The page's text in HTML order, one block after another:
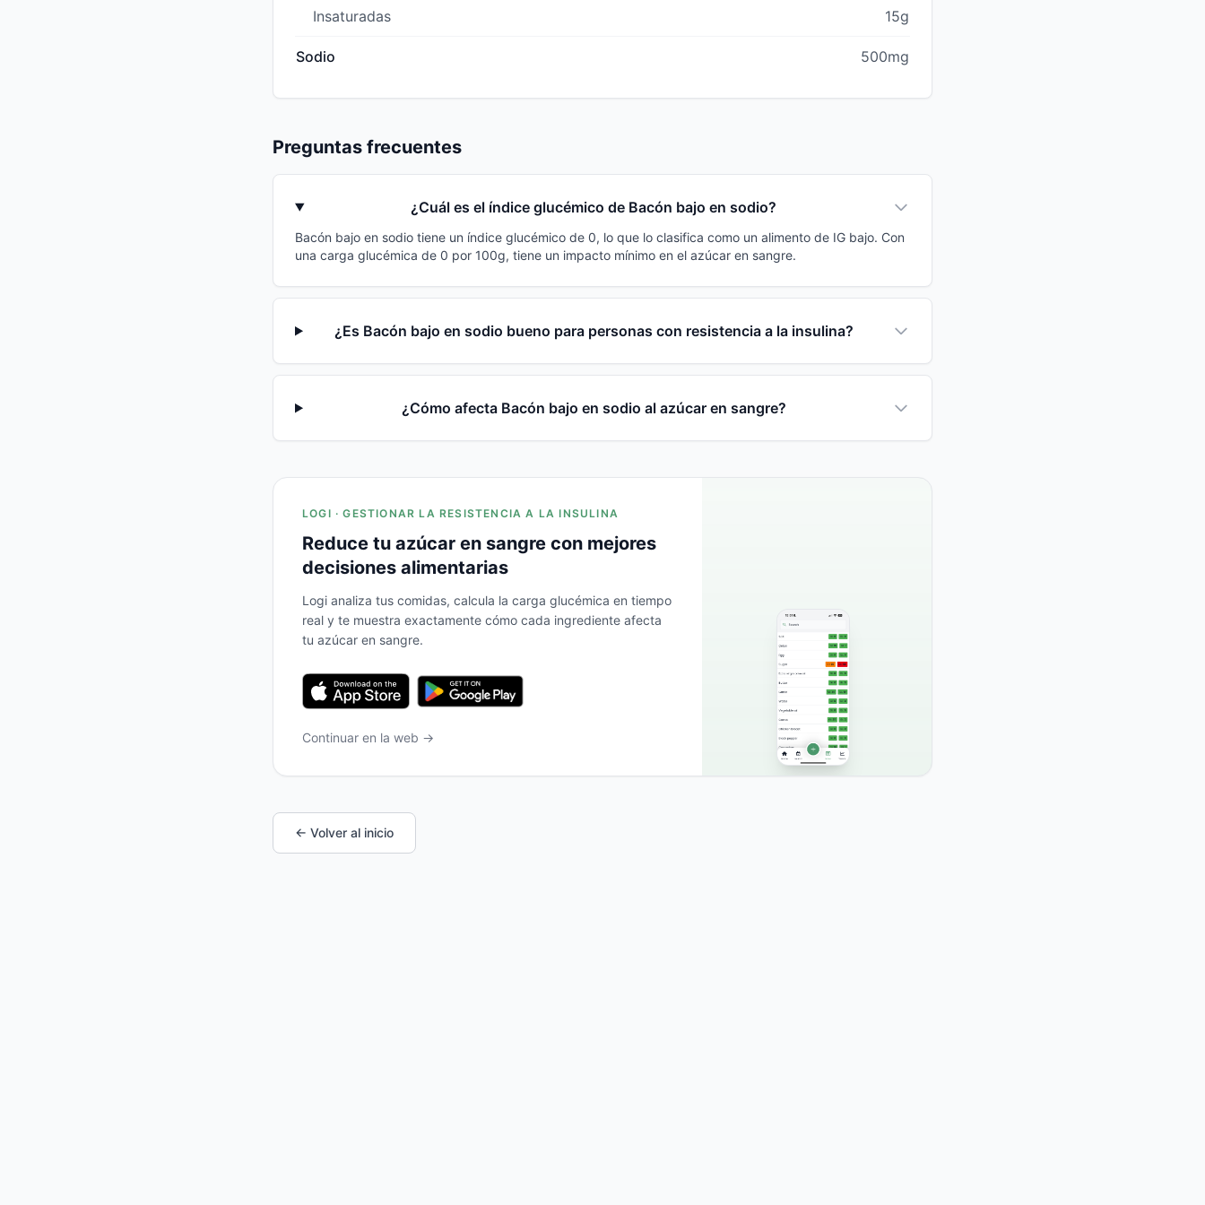
Insaturadas 15g
Sodio 500mg
Preguntas frecuentes
¿Cuál es el índice glucémico de Bacón bajo en sodio?
Bacón bajo en sodio tiene un índice glucémico de 0, lo que lo clasifica como un alimento de IG bajo. Con
una carga glucémica de 0 por 100g, tiene un impacto mínimo en el azúcar en sangre.
¿Es Bacón bajo en sodio bueno para personas con resistencia a la insulina?
¿Cómo afecta Bacón bajo en sodio al azúcar en sangre?
LOGI · GESTIONAR LA RESISTENCIA A LA INSULINA
Reduce tu azúcar en sangre con mejores
decisiones alimentarias
Logi analiza tus comidas, calcula la carga glucémica en tiempo
real y te muestra exactamente cómo cada ingrediente afecta
tu azúcar en sangre.
Continuar en la web →
← Volver al inicio